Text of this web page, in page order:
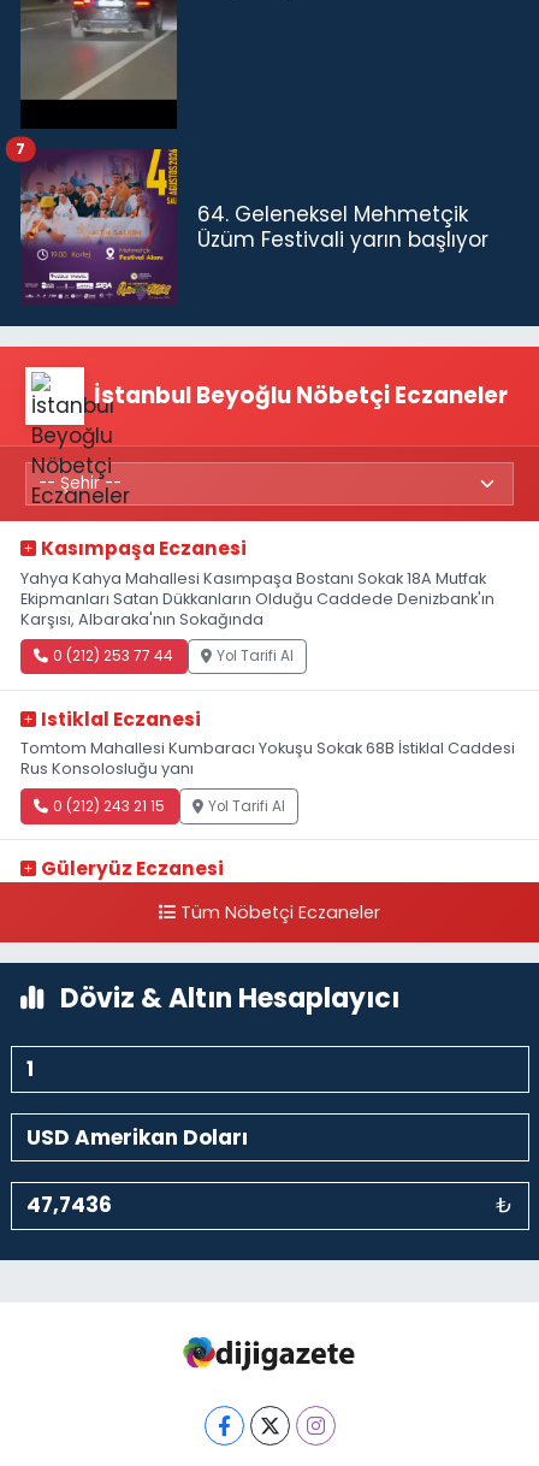
64. Geleneksel Mehmetçik
Üzüm Festivali yarın başlıyor
7
İstanbul Beyoğlu Nöbetçi Eczaneler
Kasımpaşa Eczanesi
Yahya Kahya Mahallesi Kasımpaşa Bostanı Sokak 18A Mutfak
Ekipmanları Satan Dükkanların Olduğu Caddede Denizbank'ın
Karşısı, Albaraka'nın Sokağında
0 (212) 253 77 44 Yol Tarifi Al
Istiklal Eczanesi
Tomtom Mahallesi Kumbaracı Yokuşu Sokak 68B İstiklal Caddesi
Rus Konsolosluğu yanı
0 (212) 243 21 15 Yol Tarifi Al
Güleryüz Eczanesi
kalaycıbahçe Meydana DoğruTüm Nöbetçi Eczaneler
Döviz & Altın Hesaplayıcı
₺